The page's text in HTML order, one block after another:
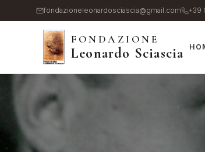
contenuto
principale
fondazioneleonardosciascia@gmail.com +39
FONDAZIONE
Leonardo Sciascia